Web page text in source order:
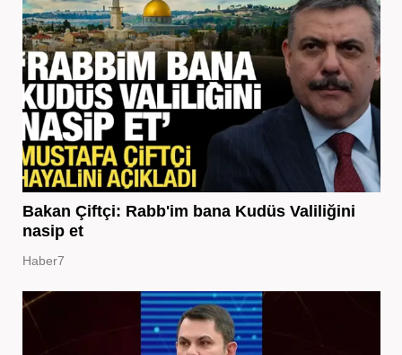
Bakan Çiftçi: Rabb'im bana Kudüs Valiliğini
nasip et
Haber7